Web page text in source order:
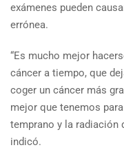
exámenes pueden
errónea.
“Es mucho mejor
cáncer a tiempo, que
coger un cáncer más
mejor que tenemos
temprano y la radiación
indicó.